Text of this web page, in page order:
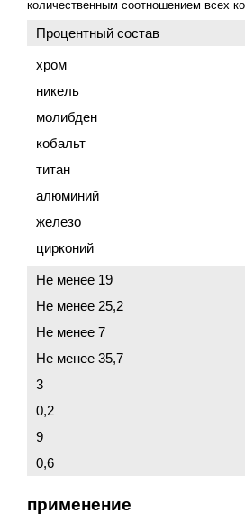
количественным соотношением всех
Процентный состав
хром
никель
молибден
кобальт
титан
алюминий
железо
цирконий
Не менее 19
Не менее 25,2
Не менее 7
Не менее 35,7
3
0,2
9
0,6
применение